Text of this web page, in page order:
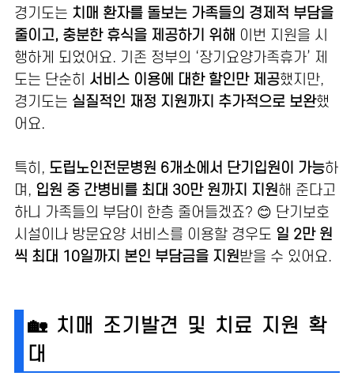
경기도는 치매 환자를 돌보는 가족들의 경제적 부담을
줄이고, 충분한 휴식을 제공하기 위해 이번 지원을 시
행하게 되었어요. 기존 정부의 ‘장기요양가족휴가’ 제
도는 단순히 서비스 이용에 대한 할인만 제공했지만,
경기도는 실질적인 재정 지원까지 추가적으로 보완했
어요.
특히, 도립노인전문병원 6개소에서 단기입원이 가능하
며, 입원 중 간병비를 최대 30만 원까지 지원해 준다고
하니 가족들의 부담이 한층 줄어들겠죠? 😊 단기보호
시설이나 방문요양 서비스를 이용할 경우도 일 2만 원
씩 최대 10일까지 본인 부담금을 지원받을 수 있어요.
🏡 치매 조기발견 및 치료 지원 확
대